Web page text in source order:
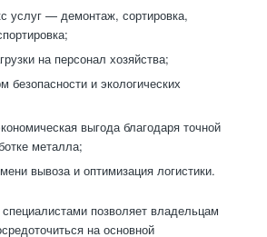
услуг — демонтаж, сортировка,
на персонал хозяйства;
безопасности и экологических
выгода благодаря точной
металла;
вывоза и оптимизация логистики.
позволяет владельцам
на основной